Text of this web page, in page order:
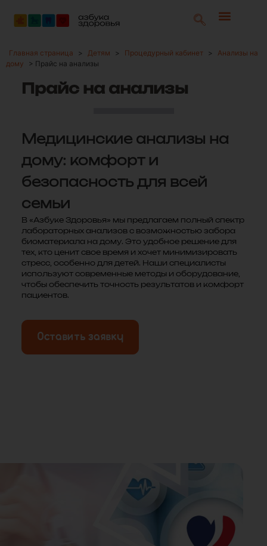
Главная страница > Детям > Процедурный кабинет > Анализы на
дому
> Прайс на анализы
Прайс на анализы
Медицинские анализы на
дому: комфорт и
безопасность для всей
семьи
В «Азбуке Здоровья» мы предлагаем полный спектр
лабораторных анализов с возможностью забора
биоматериала на дому. Это удобное решение для
тех, кто ценит свое время и хочет минимизировать
стресс, особенно для детей. Наши специалисты
используют современные методы и оборудование,
чтобы обеспечить точность результатов и комфорт
пациентов.
Оставить заявку